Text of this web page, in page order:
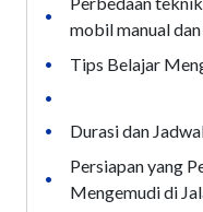
•
mobil manual
• Tips Belajar
•
•
Durasi dan
•
Persiapan yang
Mengemudi di